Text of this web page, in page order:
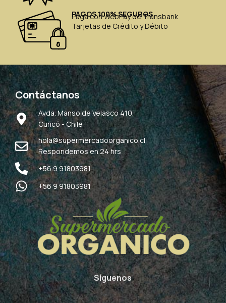
PAGOS 100% SEGUROS
Paga con WebPay de Transbank
Tarjetas de Crédito y Débito
Contáctanos
Avda. Manso de Velasco 410,
Curicó - Chile
hola@supermercadoorganico.cl
Respondemos en 24 hrs
+56 9 91803981
+56 9 91803981
Síguenos